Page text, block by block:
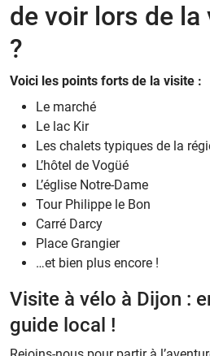
de voir lors de la
?
Voici les points forts de la visite :
Le marché
Le lac Kir
Les chalets typiques de la
L’hôtel de Vogüé
L’église Notre-Dame
Tour Philippe le Bon
Carré Darcy
Place Grangier
…et bien plus encore !
Visite à vélo à Dijon :
guide local !